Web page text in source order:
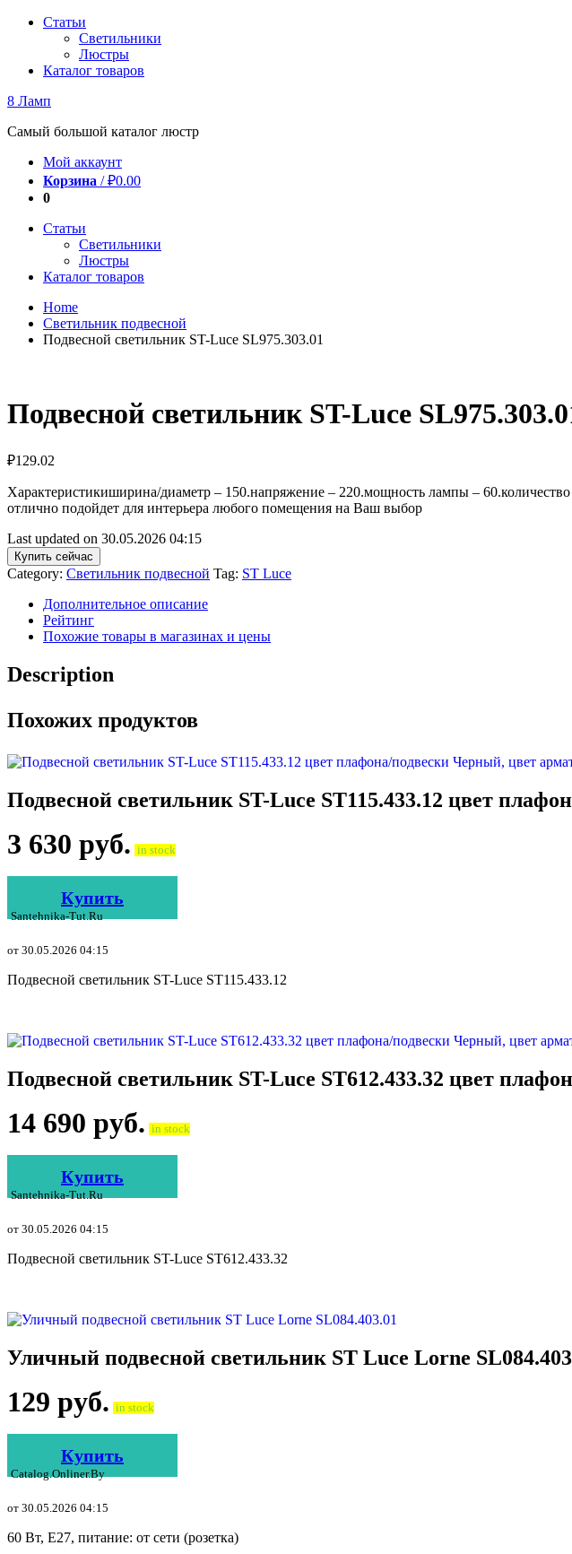
Перейти
содержимому
Статьи
Светильники
Люстры
Каталог товаров
8 Ламп
Самый большой каталог люстр
Мой аккаунт
Корзина /₽0.00
0
Статьи
Светильники
Люстры
Каталог товаров
Home
Светильник подвесной
Подвесной светильник ST-Luce SL975.303.01
Подвесной светильник ST-Luce
₽129.02
Характеристикиширина/диаметр – 150.напряжение – 220.мощность лампы –
отлично подойдет для интерьера любого помещения на Ваш выбор
Last updated on 30.05.2026 04:15
Купить сейчас
Category: Светильник подвесной Tag: ST Luce
Дополнительное описание
Рейтинг
Похожие товары в магазинах и цены
Description
Похожих продуктов
Подвесной светильник ST-Luce ST115.433.12 цвет
3 630 руб. in stock
Купить
Santehnika-Tut.ru
от 30.05.2026 04:15
Подвесной светильник ST-Luce ST115.433.12
Подвесной светильник ST-Luce ST612.433.32 цвет
14 690 руб. in stock
Купить
Santehnika-Tut.ru
от 30.05.2026 04:15
Подвесной светильник ST-Luce ST612.433.32
Уличный подвесной светильник ST Luce Lorne
129 руб. in stock
Купить
Catalog.onliner.by
от 30.05.2026 04:15
60 Вт, E27, питание: от сети (розетка)